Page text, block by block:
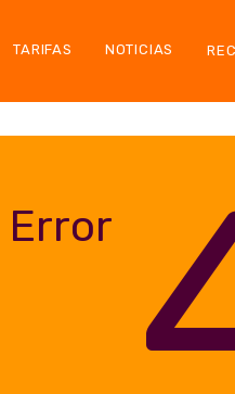
TARIFAS NOTICIAS
Error